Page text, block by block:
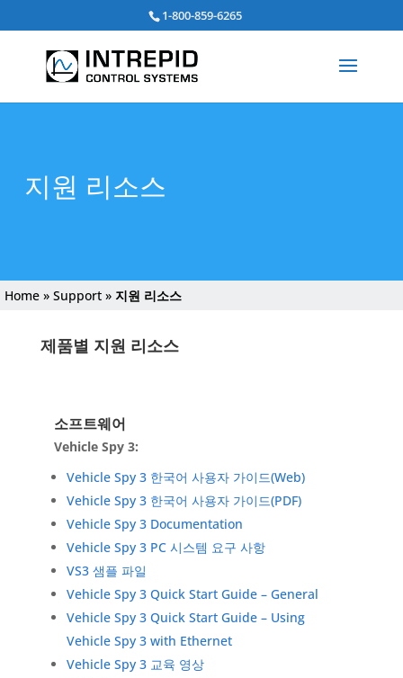
1-800-859-6265
지원 리소스
Home » Support » 지원 리소스
제품별 지원 리소스
소프트웨어
Vehicle Spy 3:
Vehicle Spy 3 한국어 사용자 가이드(Web)
Vehicle Spy 3 한국어 사용자 가이드(PDF)
Vehicle Spy 3 Documentation
Vehicle Spy 3 PC 시스템 요구 사항
VS3 샘플 파일
Vehicle Spy 3 Quick Start Guide – General
Vehicle Spy 3 Quick Start Guide – Using
Vehicle Spy 3 with Ethernet
Vehicle Spy 3 교육 영상